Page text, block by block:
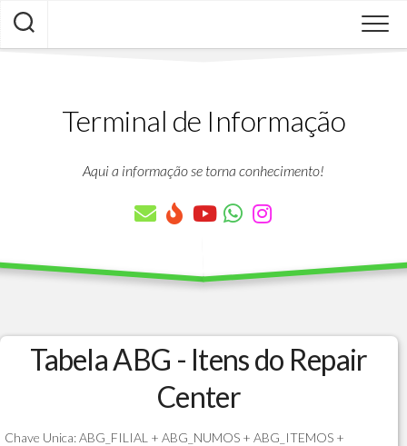
Skip
content
Terminal de Informação
Aqui a informação se torna conhecimento!
Tabela ABG - Itens do Repair
Center
Chave Unica: ABG_FILIAL + ABG_NUMOS + ABG_ITEMOS +